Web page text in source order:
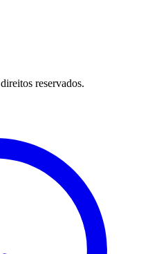
reservados.